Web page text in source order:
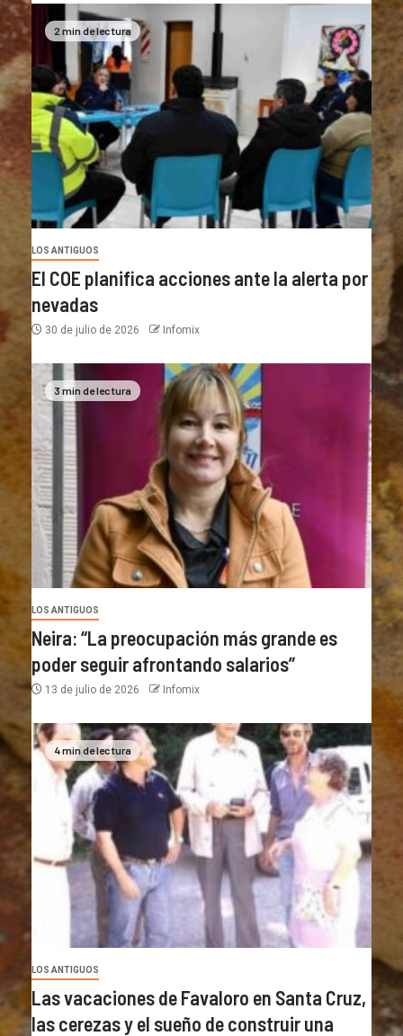
2 min de lectura
LOS ANTIGUOS
El COE planifica acciones ante la alerta por
nevadas
30 de julio de 2026 Infomix
3 min de lectura
LOS ANTIGUOS
Neira: “La preocupación más grande es
poder seguir afrontando salarios”
13 de julio de 2026 Infomix
4 min de lectura
LOS ANTIGUOS
Las vacaciones de Favaloro en Santa Cruz,
las cerezas y el sueño de construir una